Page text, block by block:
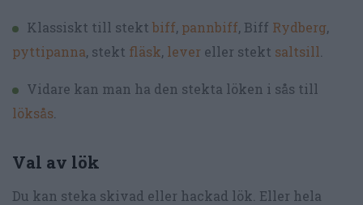
Klassiskt till stekt biff, pannbiff, Biff Rydberg,
pyttipanna, stekt fläsk, lever eller stekt saltsill.
Vidare kan man ha den stekta löken i sås till
löksås.
Val av lök
Du kan steka skivad eller hackad lök. Eller hela